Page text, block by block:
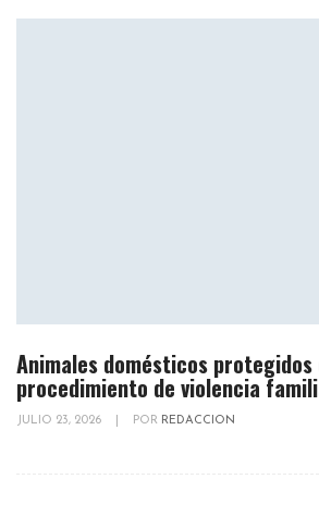
Animales domésticos protegidos
procedimiento de violencia
JULIO 23, 2026 POR REDACCION